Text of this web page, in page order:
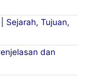
Sejarah, Tujuan,
dan